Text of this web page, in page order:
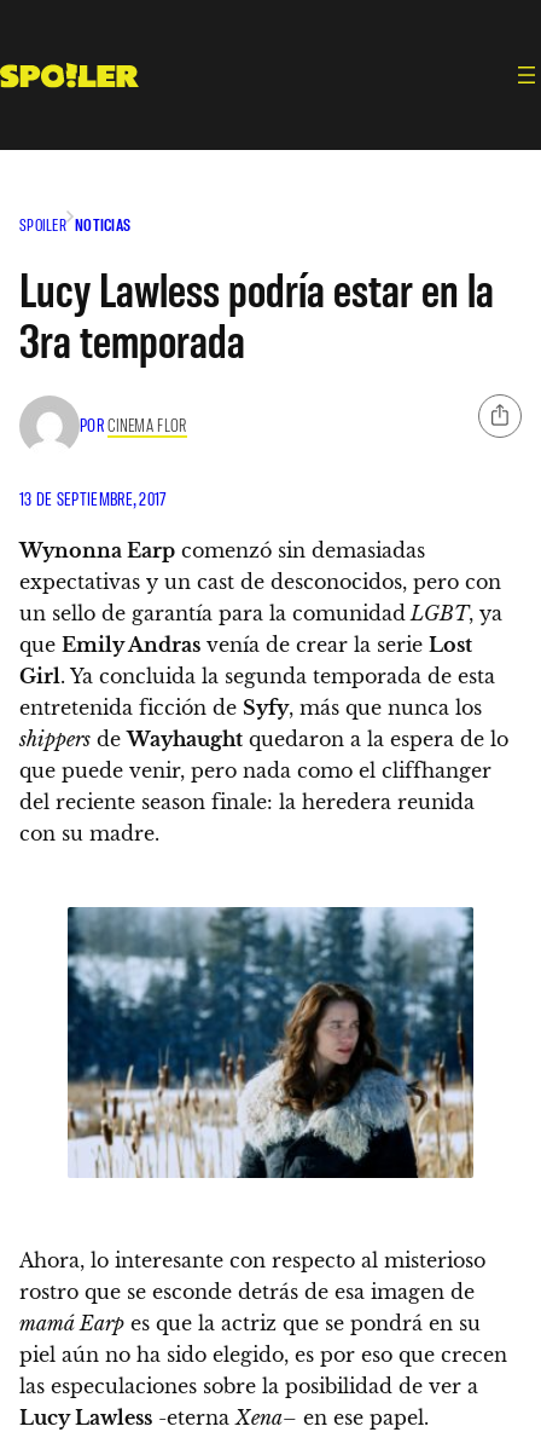
contenido
SPOILER NOTICIAS
Lucy Lawless podría estar en la
3ra temporada
PORCINEMA FLOR
13 DE SEPTIEMBRE, 2017
Wynonna Earp comenzó sin demasiadas
expectativas y un cast de desconocidos, pero con
un sello de garantía para la comunidadLGBT, ya
que Emily Andras venía de crear la serie Lost
Girl. Ya concluida la segunda temporada de esta
entretenida ficción de Syfy, más que nunca los
shippers deWayhaught quedaron a la espera de lo
que puede venir, pero nada como el cliffhanger
del reciente season finale: la heredera reunida
con su madre.
Ahora, lo interesante con respecto al misterioso
rostro que se esconde detrás de esa imagen de
mamá Earp es que la actriz que se pondrá en su
piel aún no ha sido elegido, es por eso que crecen
las especulaciones sobre la posibilidad de ver a
Lucy Lawless -eternaXena– en ese papel.